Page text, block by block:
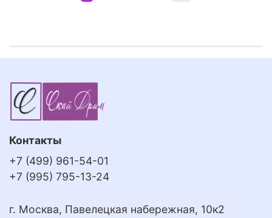
Контакты
+7 (499) 961-54-01
+7 (995) 795-13-24
г. Москва, Павелецкая набережная, 10к2